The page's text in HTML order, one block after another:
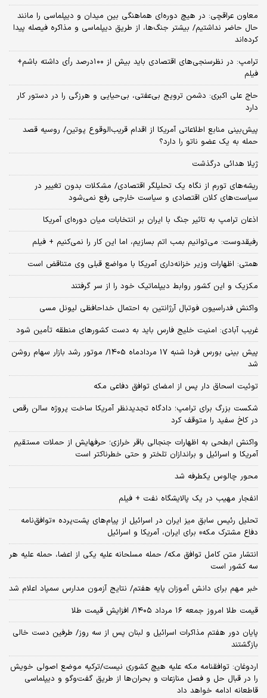
معاون عراقچی: در هیچ دوره‌ای هماهنگی بین میدان و دیپلماسی را مانند
حال حاضر نداشتیم/ بیشتر جنگ‌ها، از طریق دیپلماسی و مذاکره فیصله پیدا
کرده‌اند
ترامپ: در نظرسنجی‌های اقتصادی باید بیش از ۱۰۰درصد رأی داشته باشم+
فیلم
حاج علی اکبری: دشمن ترویج بی‌عفتی، بی‌حیایی و هرزگی را در دستور کار
دارد
پیش‌بینی منابع اطلاعاتی آمریکا از اقدام قریب‌الوقوع پوتین/ روسیه قصد
حمله به یک عضو ناتو را دارد؟
ژیلا هدائی درگذشت
ریشه‌های تورم از نگاه یک تحلیلگر اقتصادی/ مشکلات بدون تغییر در
سیاست‌های کلان اقتصادی و سیاست خارجی رفع نمی‌شود
اذعان ترامپ به تاثیر جنگ با ایران بر انتخابات میان دوره‌ای آمریکا
رفیقدوست: می‌توانیم بمب اتم بسازیم، اما این کار را نمی‌کنیم + فیلم
همتی: اظهارات وزیر خزانه‌داری آمریکا با مواضع قبلی وی متناقض است
مکزیک و این کشور روابط دیپلماتیک خود را از سر گرفتند
واکنش فدراسیون فوتبال آرژانتین به احتمال خداحافظی لیونل مسی
غریب آبادی: امنیت خلیج فارس باید به دست کشورهای منطقه تأمین شود
پیش بینی بورس فردا شنبه 17 مردادماه 1405/ موتور رشد بازار سهام روشن
شد
توئیت اسحاق دار پس از امضای توافق دفاعی مکه
شکست بزرگ برای ترامپ؛ دادگاه تجدیدنظر آمریکا ساخت پروژه سالن رقص
در کاخ سفید را متوقف کرد
واکنش ابطحی به اظهارات جنجالی باقر خرازی؛ حرفهایش از حملات مستقیم
آمریکا و اسرائیل و براندازان تلختر و حتی خطرناکتر است
محور چالوس یکطرفه شد
انفجار مهیب در یک پالایشگاه نفت + فیلم
تحلیل رئیس سابق میز ایران در اسرائیل از پیام‌های پشت‌پرده «توافق‌نامه
دفاع مشترک مکه» برای ایران، آمریکا و اسرائیل
انتشار متن کامل توافق مکه/ حمله مسلحانه علیه یکی از اعضا، حمله علیه هر
سه کشور است
خبر مهم برای دانش آموزان پایه هفتم/ نتایج آزمون مدارس سمپاد اعلام شد
قیمت طلا امروز جمعه ۱۶ مرداد ۱۴۰۵/ افزایش قیمت طلا
پایان دور هفتم مذاکرات اسرائیل و لبنان پس از سه روز/ طرفین دست خالی
بازگشتند
اردوغان: توافقنامه مکه علیه هیچ کشوری نیست/ترکیه موضع اصولی خویش
را در قبال حل و فصل منازعات و بحران‌ها از طریق گفت‌وگو و دیپلماسی
قاطعانه ادامه خواهد داد